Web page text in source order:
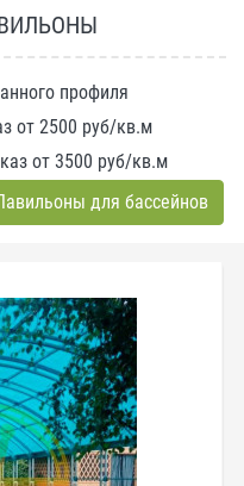
профиля
от 2500 руб/кв.м
от 3500 руб/кв.м
для бассейнов